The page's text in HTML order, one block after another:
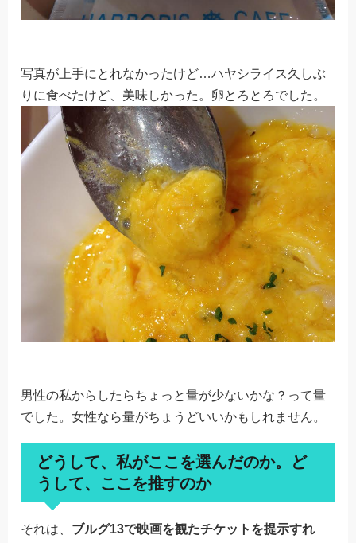
写真が上手にとれなかったけど…ハヤシライス久しぶ
りに食べたけど、美味しかった。卵とろとろでした。
男性の私からしたらちょっと量が少ないかな？って量
でした。女性なら量がちょうどいいかもしれません。
どうして、私がここを選んだのか。ど
うして、ここを推すのか
それは、 ブルグ13で映画を観たチケットを提示すれ